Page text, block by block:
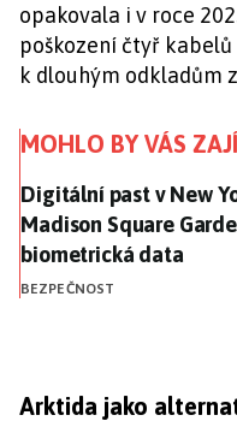
opakovala i v roce
poškození čtyř
k dlouhým odkladům
MOHLO BY VÁS
Digitální past v New
Digitální past v New
Madison Square
biometrická data
BEZPEČNOST
Arktida jako